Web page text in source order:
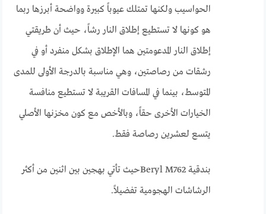
الحواسيب ولكنها تمتلك عيوباً كبيرة وواضحة أبرزها ربما
هو كونها لا تستطيع إطلاق النار رشاً، حيث أن طريقتي
إطلاق النار المدعومتين هما الإطلاق بشكل منفرد أو في
رشقات من رصاصتين، وهي مناسبة بالدرجة الأولى للمدى
المتوسط، بينما في المسافات القريبة لا تستطيع منافسة
الخيارات الأخرى حقاً، وبالأخص مع كون مخزنها الأصلي
يتسع لعشرين رصاصة فقط.
بندقية Beryl M762حيث تأتي بهجين بين اثنين من أكثر
الرشاشات الهجومية تفضيلاً.